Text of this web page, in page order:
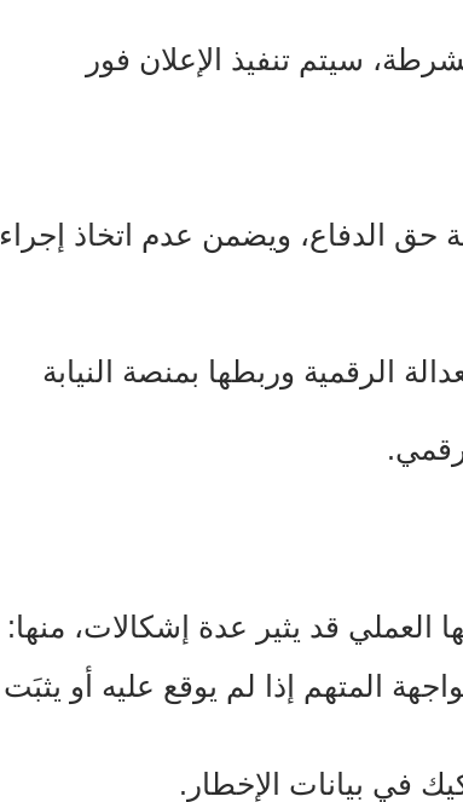
سيتم تنفيذ الإعلان فور
حق الدفاع، ويضمن عدم اتخاذ إجراء
الرقمية وربطها بمنصة النيابة
العملي قد يثير عدة إشكالات، منها:
المتهم إذا لم يوقع عليه أو يثبَت
في بيانات الإخطار.